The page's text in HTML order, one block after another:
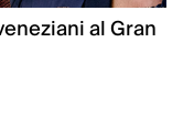
al Gran